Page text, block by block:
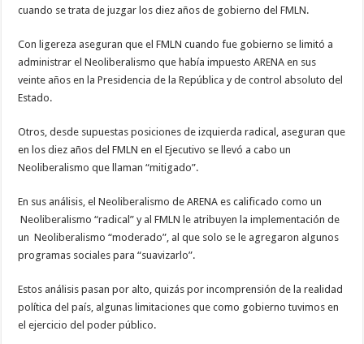
cuando se trata de juzgar los diez años de gobierno del FMLN.
Con ligereza aseguran que el FMLN cuando fue gobierno se limitó a
administrar el Neoliberalismo que había impuesto ARENA en sus
veinte años en la Presidencia de la República y de control absoluto del
Estado.
Otros, desde supuestas posiciones de izquierda radical, aseguran que
en los diez años del FMLN en el Ejecutivo se llevó a cabo un
Neoliberalismo que llaman “mitigado”.
En sus análisis, el Neoliberalismo de ARENA es calificado como un
Neoliberalismo “radical” y al FMLN le atribuyen la implementación de
un Neoliberalismo “moderado”, al que solo se le agregaron algunos
programas sociales para “suavizarlo”.
Estos análisis pasan por alto, quizás por incomprensión de la realidad
política del país, algunas limitaciones que como gobierno tuvimos en
el ejercicio del poder público.